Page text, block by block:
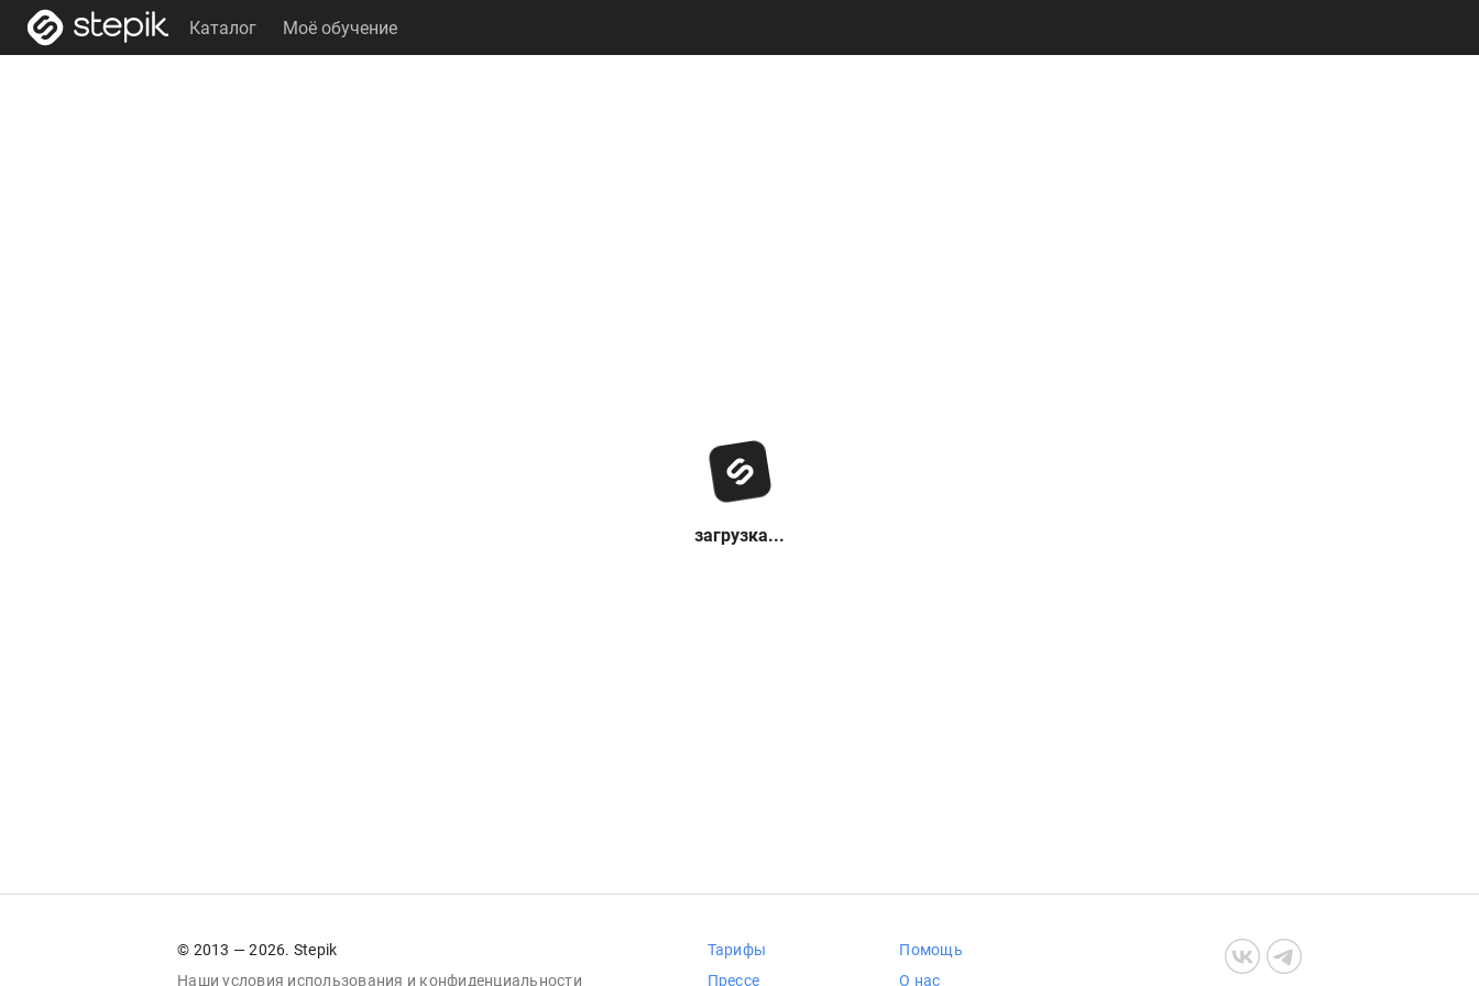
Каталог Моё обучение
загрузка...
© 2013 — 2026. Stepik
Наши условия использования и конфиденциальности
Тарифы
Прессе
Помощь
О нас